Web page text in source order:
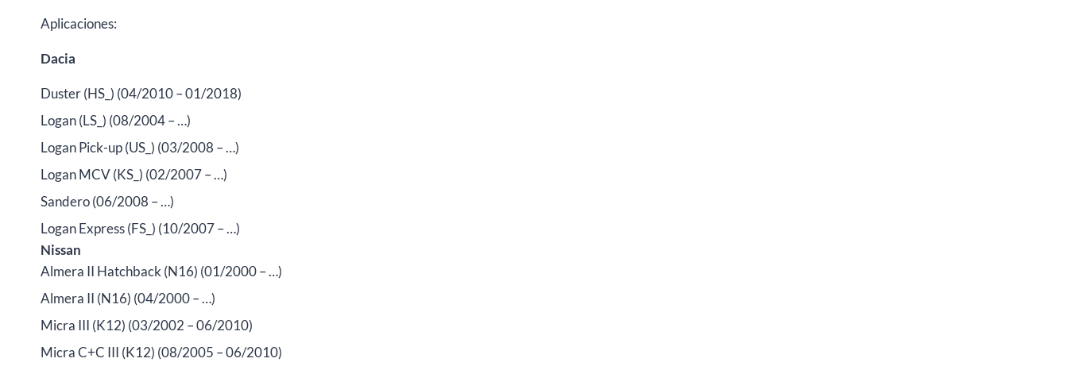
Aplicaciones:
Dacia
Duster (HS_) (04/2010 – 01/2018)
Logan (LS_) (08/2004 – …)
Logan Pick-up (US_) (03/2008 – …)
Logan MCV (KS_) (02/2007 – …)
Sandero (06/2008 – …)
Logan Express (FS_) (10/2007 – …)
Nissan
Almera II Hatchback (N16) (01/2000 – …)
Almera II (N16) (04/2000 – …)
Micra III (K12) (03/2002 – 06/2010)
Micra C+C III (K12) (08/2005 – 06/2010)